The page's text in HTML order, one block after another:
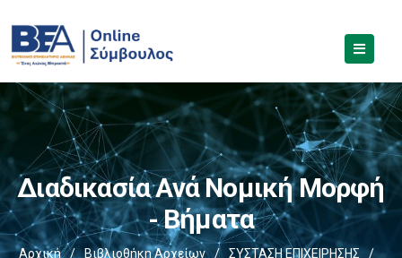
Διαδικασία Ανά Νομική Μορφή
- Βήματα
Αρχική / Βιβλιοθήκη Αρχείων / ΣΥΣΤΑΣΗ ΕΠΙΧΕΙΡΗΣΗΣ
/